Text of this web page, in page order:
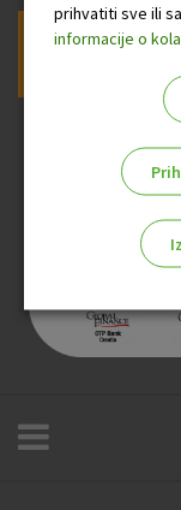
Prijava na
prihvatiti sve ili
informacije o